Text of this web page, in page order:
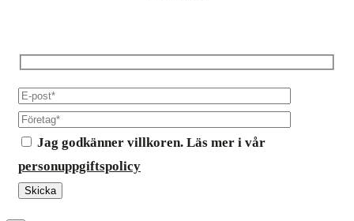
Jag godkänner villkoren. Läs mer i vår
personuppgiftspolicy